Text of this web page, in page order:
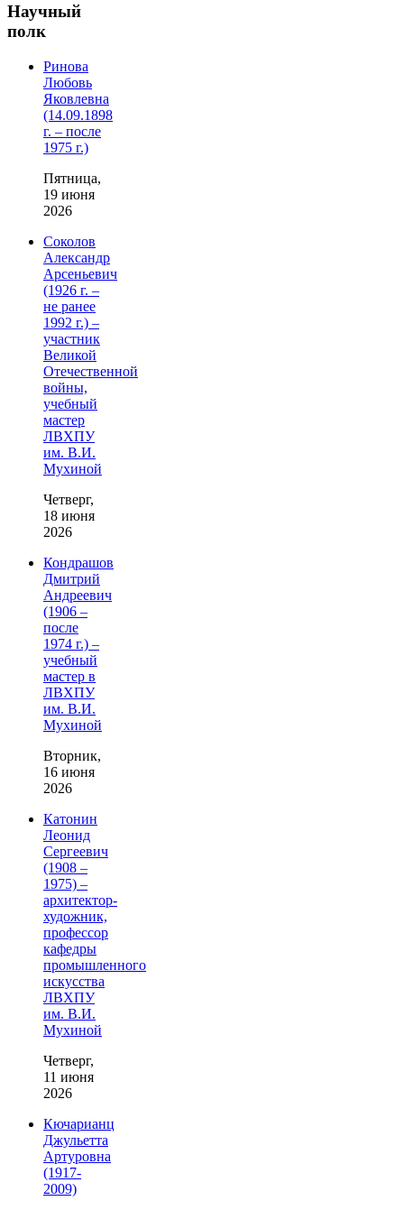
Научный
полк
Ринова
Любовь
Яковлевна
(14.09.1898
г. – после
1975 г.)
Пятница,
19 июня
2026
Соколов
Александр
Арсеньевич
(1926 г. –
не ранее
1992 г.) –
участник
Великой
Отечественной
войны,
учебный
мастер
ЛВХПУ
им. В.И.
Мухиной
Четверг,
18 июня
2026
Кондрашов
Дмитрий
Андреевич
(1906 –
после
1974 г.) –
учебный
мастер в
ЛВХПУ
им. В.И.
Мухиной
Вторник,
16 июня
2026
Катонин
Леонид
Сергеевич
(1908 –
1975) –
архитектор-
художник,
профессор
кафедры
промышленного
искусства
ЛВХПУ
им. В.И.
Мухиной
Четверг,
11 июня
2026
Кючарианц
Джульетта
Артуровна
(1917-
2009)